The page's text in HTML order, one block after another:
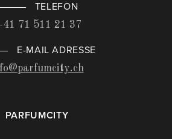
TELEFON
71 511 21 37
E-MAIL ADRESSE
PARFUMCITY